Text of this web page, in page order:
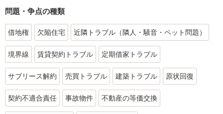
問題・争点の種類
借地権 欠陥住宅 近隣トラブル（隣人・騒音・ペット問題）
境界線 賃貸契約トラブル 定期借家トラブル
サブリース解約 売買トラブル 建築トラブル 原状回復
契約不適合責任 事故物件 不動産の等価交換